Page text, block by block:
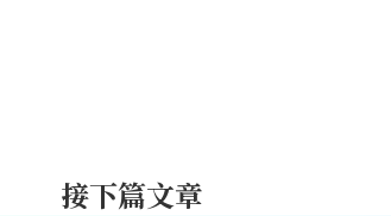
接下篇文章